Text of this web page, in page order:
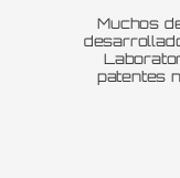
Muchos
patentes